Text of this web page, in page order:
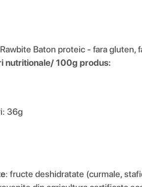
Baton proteic - fara gluten,
nutritionale/ 100g produs:
36g
: fructe deshidratate (curmale,